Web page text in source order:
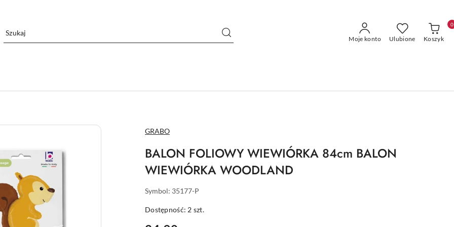
Moje konto Ulubione Koszyk
0
NAZWA
PRODUCENTA:
GRABO
BALON FOLIOWY WIEWIÓRKA 84cm BALON
WIEWIÓRKA WOODLAND
Symbol: 35177-P
Dostępność: 2 szt.